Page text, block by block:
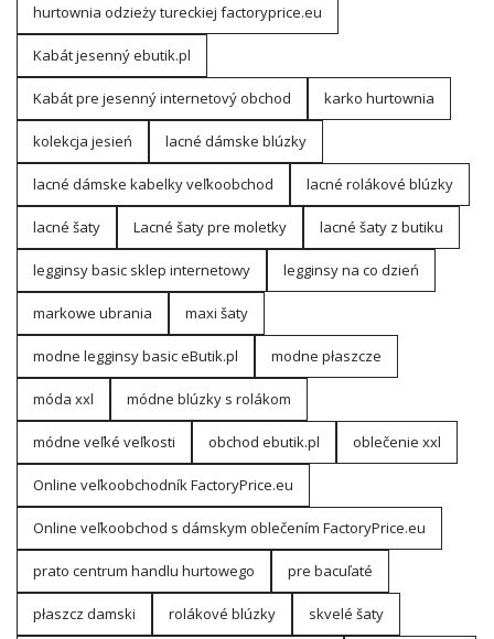
hurtownia odzieży tureckiej factoryprice.eu
Kabát jesenný ebutik.pl
Kabát pre jesenný internetový obchod karko hurtownia
kolekcja jesień lacné dámske blúzky
lacné dámske kabelky veľkoobchod lacné rolákové blúzky
lacné šaty Lacné šaty pre moletky lacné šaty z butiku
legginsy basic sklep internetowy legginsy na co dzień
markowe ubrania maxi šaty
modne legginsy basic eButik.pl modne płaszcze
móda xxl módne blúzky s rolákom
módne veľké veľkosti obchod ebutik.pl oblečenie xxl
Online veľkoobchodník FactoryPrice.eu
Online veľkoobchod s dámskym oblečením FactoryPrice.eu
prato centrum handlu hurtowego pre bacuľaté
płaszcz damski rolákové blúzky skvelé šaty